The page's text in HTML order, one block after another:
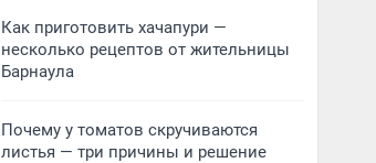
Как приготовить хачапури —
несколько рецептов от жительницы
Барнаула
Почему у томатов скручиваются
листья — три причины и решение